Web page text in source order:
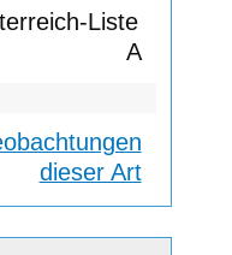
A
dieser Art